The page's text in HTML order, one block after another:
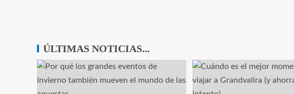
ÚLTIMAS NOTICIAS...